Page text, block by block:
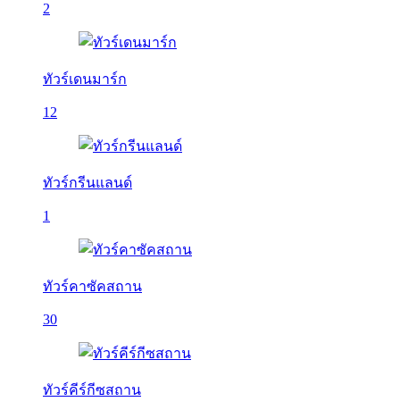
2
ทัวร์เดนมาร์ก
12
ทัวร์กรีนแลนด์
1
ทัวร์คาซัคสถาน
30
ทัวร์คีร์กีซสถาน